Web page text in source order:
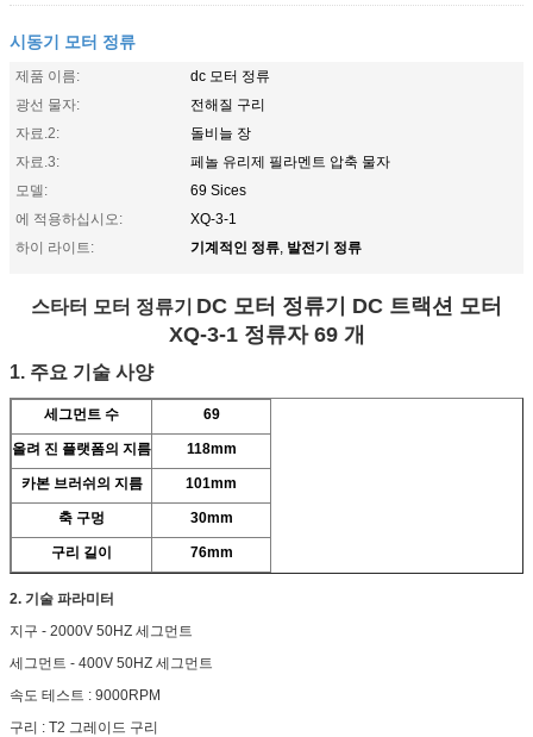
시동기 모터 정류
제품 이름:
dc 모터 정류
광선 물자:
전해질 구리
자료.2:
돌비늘 장
자료.3:
페놀 유리제 필라멘트 압축 물자
모델:
69 Sices
에 적용하십시오:
XQ-3-1
하이 라이트:
기계적인 정류, 발전기 정류
스타터 모터 정류기 DC 모터 정류기 DC 트랙션 모터
XQ-3-1 정류자 69 개
1. 주요 기술 사양
세그먼트 수 69
올려 진 플랫폼의 지름 118mm
카본 브러쉬의 지름 101mm
축 구멍 30mm
구리 길이 76mm
2. 기술 파라미터
지구 - 2000V 50HZ 세그먼트
세그먼트 - 400V 50HZ 세그먼트
속도 테스트 : 9000RPM
구리 : T2 그레이드 구리